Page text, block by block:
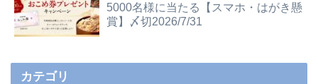
5000名様に当たる【スマホ・はがき懸
賞】〆切2026/7/31
カテゴリ